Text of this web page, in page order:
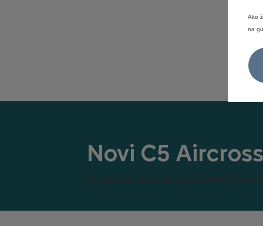
Novi C5
*Kompletan popis opreme možete pronaći
Ako
na